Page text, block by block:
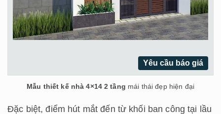
Yêu cầu báo giá
Mẫu thiết kế nhà 4×14 2 tầng mái thái đẹp hiện đại
Đặc biệt, điểm hút mắt đến từ khối ban công tại lầu